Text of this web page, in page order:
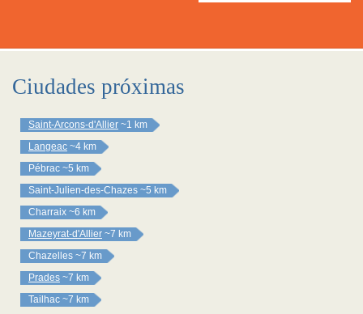
Ciudades próximas
Saint-Arcons-d'Allier ~1 km
Langeac ~4 km
Pébrac ~5 km
Saint-Julien-des-Chazes ~5 km
Charraix ~6 km
Mazeyrat-d'Allier ~7 km
Chazelles ~7 km
Prades ~7 km
Tailhac ~7 km